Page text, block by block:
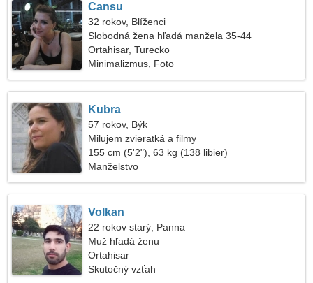
Cansu
32 rokov, Blíženci
Slobodná žena hľadá manžela 35-44
Ortahisar, Turecko
Minimalizmus, Foto
Kubra
57 rokov, Býk
Milujem zvieratká a filmy
155 cm (5'2"), 63 kg (138 libier)
Manželstvo
Volkan
22 rokov starý, Panna
Muž hľadá ženu
Ortahisar
Skutočný vzťah